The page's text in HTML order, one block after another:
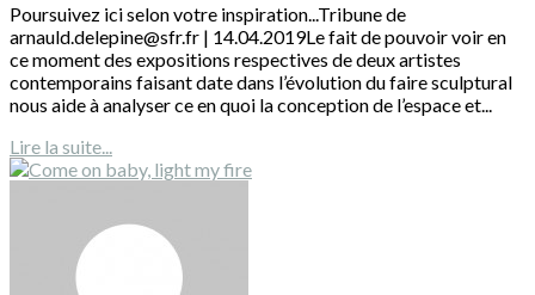
Poursuivez ici selon votre inspiration...Tribune de
arnauld.delepine@sfr.fr | 14.04.2019Le fait de pouvoir voir en
ce moment des expositions respectives de deux artistes
contemporains faisant date dans l’évolution du faire sculptural
nous aide à analyser ce en quoi la conception de l’espace et...
Lire la suite...